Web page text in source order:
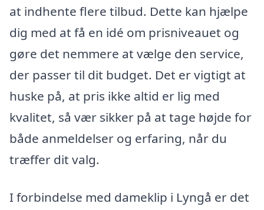
at indhente flere tilbud. Dette kan hjælpe
dig med at få en idé om prisniveauet og
gøre det nemmere at vælge den service,
der passer til dit budget. Det er vigtigt at
huske på, at pris ikke altid er lig med
kvalitet, så vær sikker på at tage højde for
både anmeldelser og erfaring, når du
træffer dit valg.
I forbindelse med dameklip i Lyngå er det